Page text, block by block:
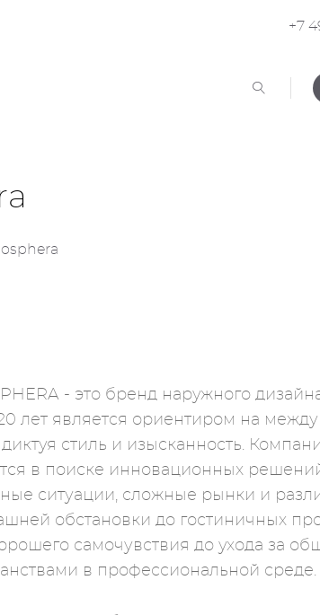
+7
- это бренд наружного
лет является ориентиром на
стиль и изысканность.
в поиске инновационных
ситуации, сложные рынки и
обстановки до гостиничных
самочувствия до ухода за
в профессиональной среде.